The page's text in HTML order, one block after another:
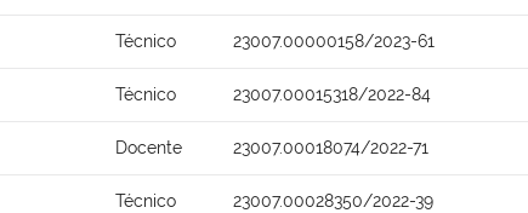
Técnico 23007.00000158/2023-61
Técnico 23007.00015318/2022-84
Docente 23007.00018074/2022-71
Técnico 23007.00028350/2022-39